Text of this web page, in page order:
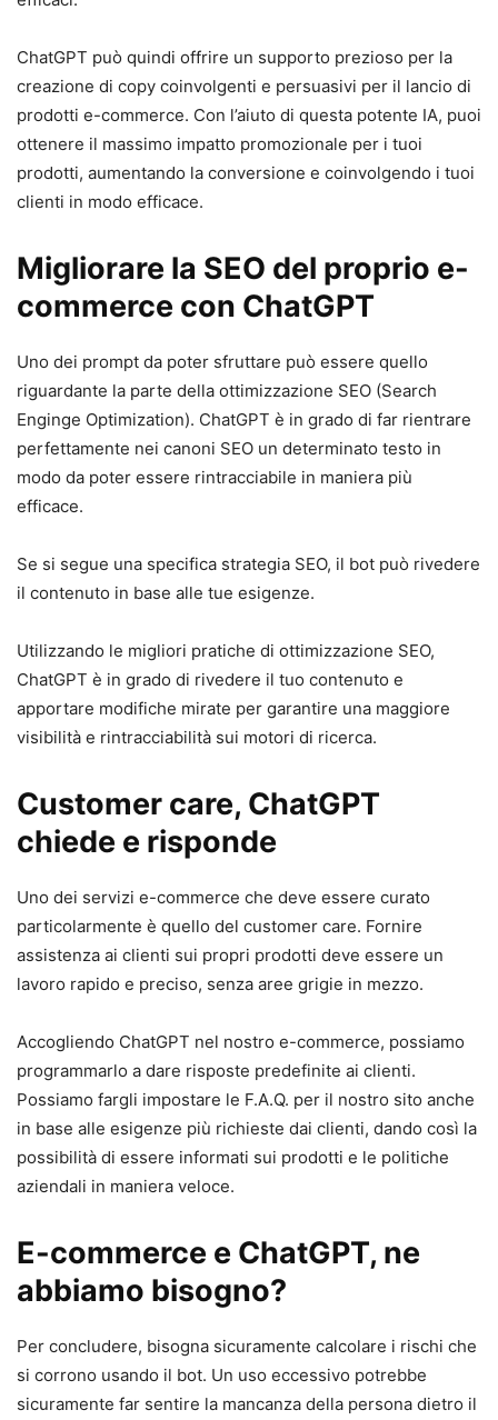
ChatGPT può quindi offrire un supporto prezioso per la
creazione di copy coinvolgenti e persuasivi per il lancio di
prodotti e-commerce. Con l’aiuto di questa potente IA, puoi
ottenere il massimo impatto promozionale per i tuoi
prodotti, aumentando la conversione e coinvolgendo i tuoi
clienti in modo efficace.
Migliorare la SEO del proprio e-
commerce con ChatGPT
Uno dei prompt da poter sfruttare può essere quello
riguardante la parte della ottimizzazione SEO (Search
Enginge Optimization). ChatGPT è in grado di far rientrare
perfettamente nei canoni SEO un determinato testo in
modo da poter essere rintracciabile in maniera più
efficace.
Se si segue una specifica strategia SEO, il bot può rivedere
il contenuto in base alle tue esigenze.
Utilizzando le migliori pratiche di ottimizzazione SEO,
ChatGPT è in grado di rivedere il tuo contenuto e
apportare modifiche mirate per garantire una maggiore
visibilità e rintracciabilità sui motori di ricerca.
Customer care, ChatGPT
chiede e risponde
Uno dei servizi e-commerce che deve essere curato
particolarmente è quello del customer care. Fornire
assistenza ai clienti sui propri prodotti deve essere un
lavoro rapido e preciso, senza aree grigie in mezzo.
Accogliendo ChatGPT nel nostro e-commerce, possiamo
programmarlo a dare risposte predefinite ai clienti.
Possiamo fargli impostare le F.A.Q. per il nostro sito anche
in base alle esigenze più richieste dai clienti, dando così la
possibilità di essere informati sui prodotti e le politiche
aziendali in maniera veloce.
E-commerce e ChatGPT, ne
abbiamo bisogno?
Per concludere, bisogna sicuramente calcolare i rischi che
si corrono usando il bot. Un uso eccessivo potrebbe
sicuramente far sentire la mancanza della persona dietro il